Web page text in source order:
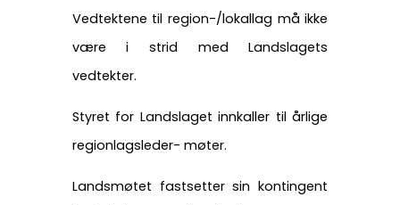
Vedtektene til region-/lokallag må ikke
være i strid med Landslagets
vedtekter.
Styret for Landslaget innkaller til årlige
regionlagsleder- møter.
Landsmøtet fastsetter sin kontingent